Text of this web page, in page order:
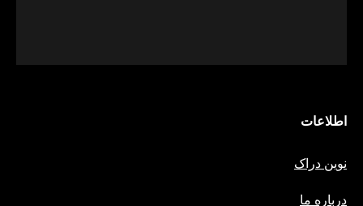
اطلاعات
نوین دراک
درباره ما